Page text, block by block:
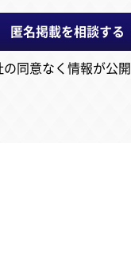
匿名掲載を相談する
同意なく情報が公